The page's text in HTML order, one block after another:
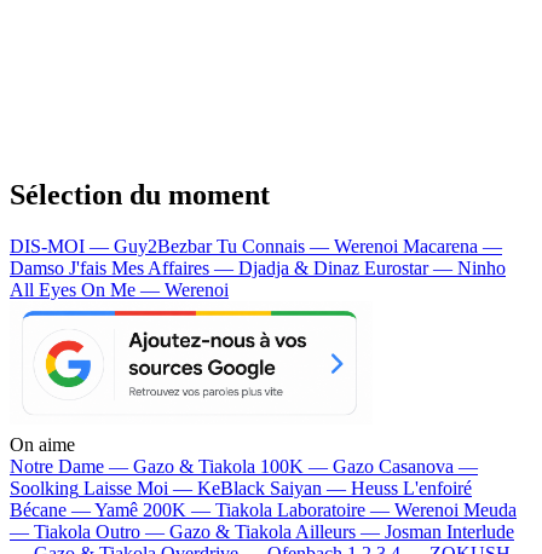
Sélection du moment
DIS-MOI — Guy2BezbarTu Connais — Werenoi Macarena —
Damso J'fais Mes Affaires — Djadja & Dinaz Eurostar — Ninho
All Eyes On Me — Werenoi
On aime
Notre Dame — Gazo & Tiakola 100K — Gazo Casanova —
Soolking Laisse Moi — KeBlack Saiyan — Heuss L'enfoiré
Bécane —Yamê 200K — Tiakola Laboratoire — Werenoi Meuda
— Tiakola Outro — Gazo & Tiakola Ailleurs — Josman Interlude